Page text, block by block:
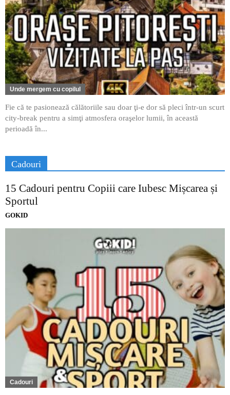
Unde mergem cu copilul
Fie că te pasionează călătoriile sau doar ţi-e dor să pleci într-un scurt
city-break pentru a simţi atmosfera oraşelor lumii, în această
perioadă în...
Cadouri
15 Cadouri pentru Copiii care Iubesc Mișcarea și
Sportul
GOKID
Cadouri